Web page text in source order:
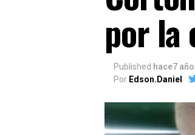
por la
Published hace7
Por Edson.Daniel